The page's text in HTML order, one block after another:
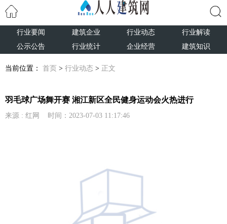
行业要闻 建筑企业 行业动态
行业解读
公示公告
行业统计 企业经营 建筑知识
当前位置： 首页 > 行业动态 > 正文
羽毛球广场舞开赛 湘江新区全民健身运动会火热进行
来源 : 红网 时间：2023-07-03 11:17:46